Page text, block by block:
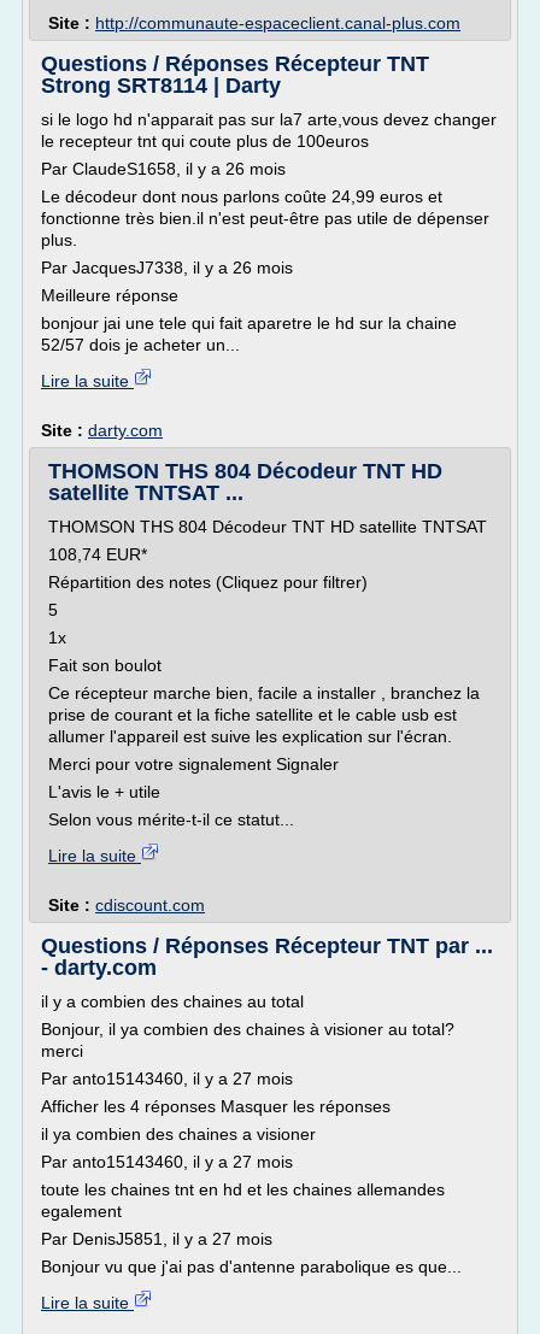
Site : http://communaute-espaceclient.canal-plus.com
Questions / Réponses Récepteur TNT
Strong SRT8114 | Darty
si le logo hd n'apparait pas sur la7 arte,vous devez changer
le recepteur tnt qui coute plus de 100euros
Par ClaudeS1658, il y a 26 mois
Le décodeur dont nous parlons coûte 24,99 euros et
fonctionne très bien.il n'est peut-être pas utile de dépenser
plus.
Par JacquesJ7338, il y a 26 mois
Meilleure réponse
bonjour jai une tele qui fait aparetre le hd sur la chaine
52/57 dois je acheter un...
Lire la suite
Site : darty.com
THOMSON THS 804 Décodeur TNT HD
satellite TNTSAT ...
THOMSON THS 804 Décodeur TNT HD satellite TNTSAT
108,74 EUR*
Répartition des notes (Cliquez pour filtrer)
5
1x
Fait son boulot
Ce récepteur marche bien, facile a installer , branchez la
prise de courant et la fiche satellite et le cable usb est
allumer l'appareil est suive les explication sur l'écran.
Merci pour votre signalement Signaler
L'avis le + utile
Selon vous mérite-t-il ce statut...
Lire la suite
Site : cdiscount.com
Questions / Réponses Récepteur TNT par ...
- darty.com
il y a combien des chaines au total
Bonjour, il ya combien des chaines à visioner au total?
merci
Par anto15143460, il y a 27 mois
Afficher les 4 réponses Masquer les réponses
il ya combien des chaines a visioner
Par anto15143460, il y a 27 mois
toute les chaines tnt en hd et les chaines allemandes
egalement
Par DenisJ5851, il y a 27 mois
Bonjour vu que j'ai pas d'antenne parabolique es que...
Lire la suite